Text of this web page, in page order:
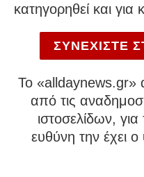
κατηγορηθεί και
ΣΥΝΕΧΙΣΤΕ
To «alldaynews.gr»
από τις
ιστοσελίδων,
ευθύνη την έχει